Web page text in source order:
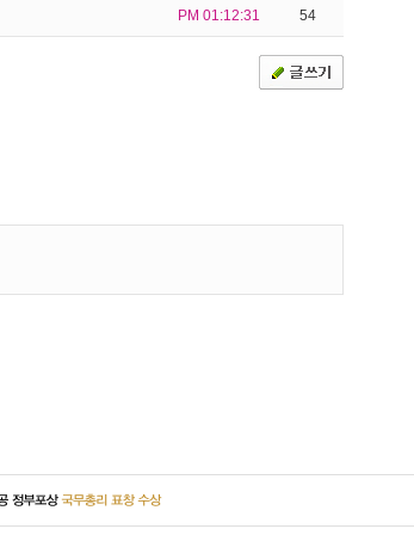
PM 01:12:31 54